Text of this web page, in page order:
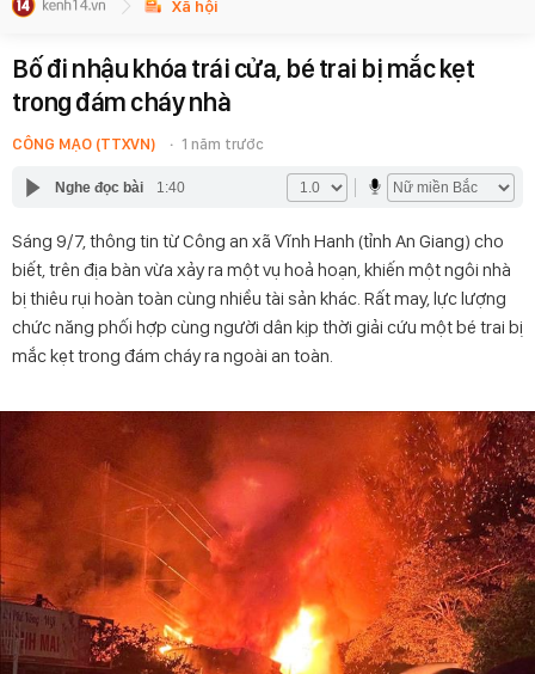
Xã hội
Bố đi nhậu khóa trái cửa, bé trai bị mắc kẹt
trong đám cháy nhà
CÔNG MẠO (TTXVN) 1 năm trước
Nghe đọc bài 1:40
Sáng 9/7, thông tin từ Công an xã Vĩnh Hanh (tỉnh An Giang) cho
biết, trên địa bàn vừa xảy ra một vụ hoả hoạn, khiến một ngôi nhà
bị thiêu rụi hoàn toàn cùng nhiều tài sản khác. Rất may, lực lượng
chức năng phối hợp cùng người dân kịp thời giải cứu một bé trai bị
mắc kẹt trong đám cháy ra ngoài an toàn.